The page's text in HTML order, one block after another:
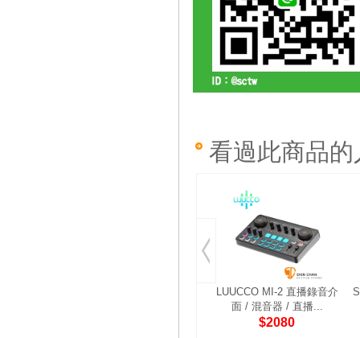
看過此商品
LUUCCO MI-2 直播錄音介
面 / 混音器 / 直播...
$2080